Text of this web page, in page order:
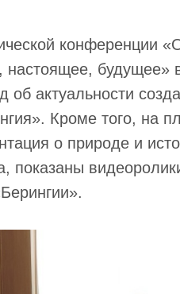
конференции
будущее»
актуальности
Кроме того, на
о природе и
показаны